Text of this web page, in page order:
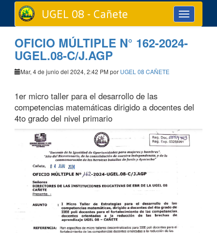
Toggle
navigation
UGEL 08 - Cañete
OFICIO MÚLTIPLE N° 162-2024-
UGEL.08-C/J.AGP
Mar, 4 de junio del 2024, 2:42 PM por UGEL 08 CAÑETE
1er micro taller para el desarrollo de las
competencias matemáticas dirigido a docentes del
4to grado del nivel primario